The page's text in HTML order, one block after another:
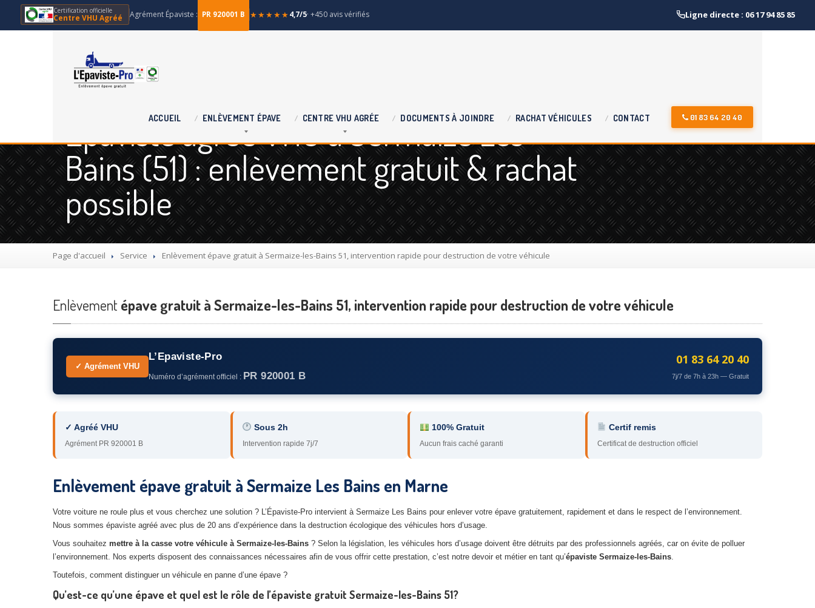
Certification officielle
Centre VHU Agréé Agrément Épaviste : PR 920001 B ★★★★★4,7/5· +450 avis vérifiés Ligne directe : 06 17 94 85 85
ACCUEIL ENLÈVEMENT ÉPAVE CENTRE VHU AGRÉE DOCUMENTS À JOINDRE RACHAT VÉHICULES CONTACT 01 83 64 20 40
Épaviste agréé VHU à Sermaize Les
Bains (51) : enlèvement gratuit & rachat
possible
Page d'accueil Service Enlèvement épave gratuit à Sermaize-les-Bains 51, intervention rapide pour destruction de votre véhicule
Enlèvement épave gratuit à Sermaize-les-Bains 51, intervention rapide pour destruction de votre véhicule
✓ Agrément VHU
L’Epaviste-Pro
Numéro d’agrément officiel : PR 920001 B
01 83 64 20 40
7j/7 de 7h à 23h — Gratuit
✓ Agréé VHU
Agrément PR 920001 B
Sous 2h
Intervention rapide 7j/7
100% Gratuit
Aucun frais caché garanti
Certif remis
Certificat de destruction officiel
Enlèvement épave gratuit à Sermaize Les Bains en Marne
Votre voiture ne roule plus et vous cherchez une solution ? L’Épaviste-Pro intervient à Sermaize Les Bains pour enlever votre épave gratuitement, rapidement et dans le respect de l’environnement.
Nous sommes épaviste agréé avec plus de 20 ans d’expérience dans la destruction écologique des véhicules hors d’usage.
Vous souhaitez mettre à la casse votre véhicule à Sermaize-les-Bains ? Selon la législation, les véhicules hors d’usage doivent être détruits par des professionnels agréés, car on évite de polluer
l’environnement. Nos experts disposent des connaissances nécessaires afin de vous offrir cette prestation, c’est notre devoir et métier en tant qu’épaviste Sermaize-les-Bains.
Toutefois, comment distinguer un véhicule en panne d’une épave ?
Qu’est-ce qu’une épave et quel est le rôle de l’épaviste gratuit Sermaize-les-Bains 51?